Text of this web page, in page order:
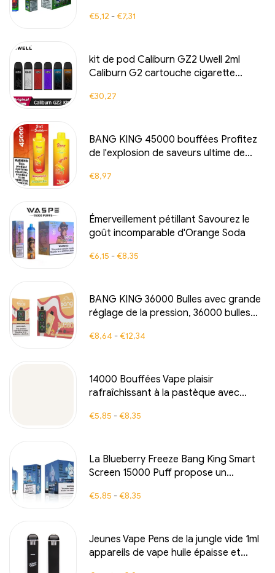
Box, cigarettes électroniques jetables
€5,12 -€7,31
kit de pod Caliburn GZ2 Uwell 2ml
Caliburn G2 cartouche cigarette
€30,27
BANG KING 45000 bouffées Profitez
de l'explosion de saveurs ultime de
une vapeur toute la journée
€8,97
Émerveillement pétillant Savourez le
goût incomparable d'Orange Soda
€6,15 -€8,35
BANG KING 36000 Bulles avec grande
réglage de la pression, 36000 bulles
pêche-mangue-watermelon avec
€8,64 -€12,34
14000 Bouffées Vape plaisir
rafraîchissant à la pastèque avec
€5,85 -€8,35
La Blueberry Freeze Bang King Smart
Screen 15000 Puff propose un
soutenu par une technologie avancée
€5,85 -€8,35
Jeunes Vape Pens de la jungle vide 1ml
appareils de vape huile épaisse et